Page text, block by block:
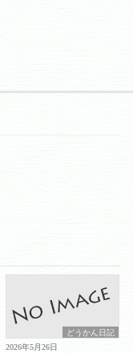
どうかん日記
2026年5月26日